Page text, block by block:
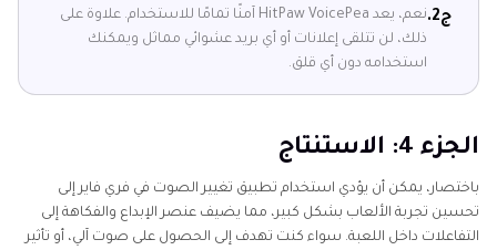
ج2.
نعم، يعد HitPaw VoicePea آمنًا تمامًا للاستخدام. علاوة على
ذلك، لن تتلقى إعلانات أو أي بريد عشوائي مماثل ويمكنك
استخدامه دون أي قلق.
الجزء 4: الاستنتاج
باختصار، يمكن أن يؤدي استخدام تطبيق تغيير الصوت في فري فاير إلى
تحسين تجربة الألعاب بشكل كبير، مما يضيف عنصر الإبداع والفكاهة إلى
التفاعلات داخل اللعبة. سواء كنت تهدف إلى الحصول على صوت آلي، أو تأثير